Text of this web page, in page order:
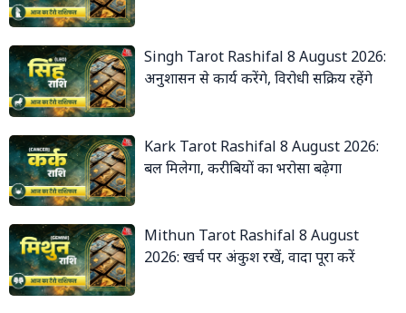
Singh Tarot Rashifal 8 August 2026:
अनुशासन से कार्य करेंगे, विरोधी सक्रिय रहेंगे
Kark Tarot Rashifal 8 August 2026:
बल मिलेगा, करीबियों का भरोसा बढ़ेगा
Mithun Tarot Rashifal 8 August
2026: खर्च पर अंकुश रखें, वादा पूरा करें